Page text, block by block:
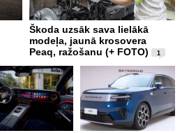
Škoda uzsāk sava lielākā
modeļa, jaunā krosovera
Peaq, ražošanu (+ FOTO)
1